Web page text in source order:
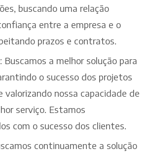
buscando uma relação
entre a empresa e o
prazos e contratos.
: Buscamos a melhor solução para
o sucesso dos projetos
valorizando nossa capacidade de
serviço. Estamos
com o sucesso dos clientes.
continuamente a solução